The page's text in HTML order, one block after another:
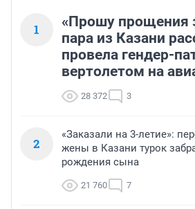
1
«Прошу прощения
пара из Казани
провела гендер-
вертолетом на
28 372 3
2
«Заказали на 3-летие»:
жены в Казани турок
рождения сына
21 760 7